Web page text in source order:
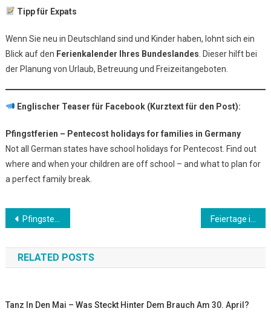
Tipp für Expats
Wenn Sie neu in Deutschland sind und Kinder haben, lohnt sich ein
Blick auf den Ferienkalender Ihres Bundeslandes . Dieser hilft bei
der Planung von Urlaub, Betreuung und Freizeitangeboten.
Englischer Teaser für Facebook (Kurztext für den Post):
Pfingstferien – Pentecost holidays for families in Germany
Not all German states have school holidays for Pentecost. Find out
where and when your children are off school – and what to plan for
a perfect family break.
Beitrags-
Navigation
Pfingsten in Deutschland: Herkunft, Bedeutung und BräuchePfingsten
RELATED POSTS
Tanz In Den Mai – Was Steckt Hinter Dem Brauch Am 30. April?